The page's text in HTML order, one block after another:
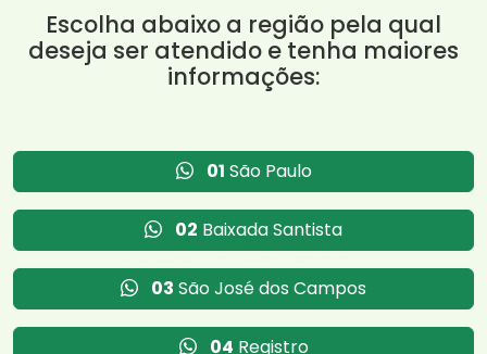
Escolha abaixo a região pela qual
deseja ser atendido e tenha maiores
informações:
01 São Paulo
02 Baixada Santista
03 São José dos Campos
04 Registro